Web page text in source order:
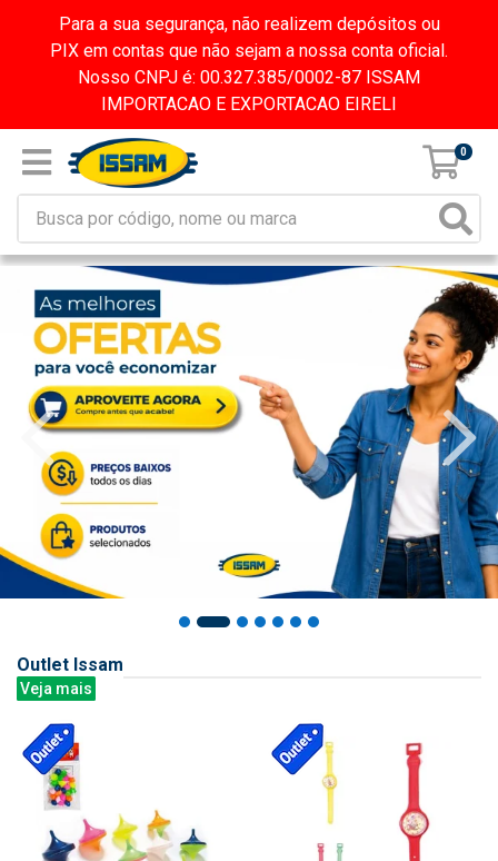
Para a sua segurança, não realizem depósitos ou
PIX em contas que não sejam a nossa conta oficial.
Nosso CNPJ é: 00.327.385/0002-87 ISSAM
IMPORTACAO E EXPORTACAO EIRELI
0
Outlet Issam
Veja mais